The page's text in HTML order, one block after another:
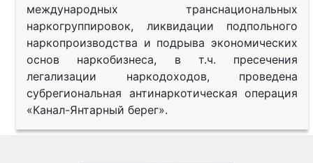
международных транснациональных
наркогруппировок, ликвидации подпольного
наркопроизводства и подрыва экономических
основ наркобизнеса, в т.ч. пресечения
легализации наркодоходов, проведена
субрегиональная антинаркотическая операция
«Канал-Янтарный берег».